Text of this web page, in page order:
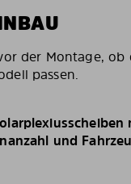
der Montage, ob
passen.
und